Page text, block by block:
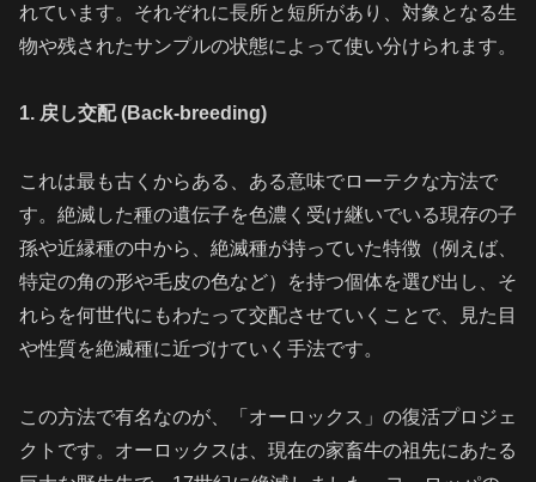
れています。それぞれに長所と短所があり、対象となる生
物や残されたサンプルの状態によって使い分けられます。
1. 戻し交配 (Back-breeding)
これは最も古くからある、ある意味でローテクな方法で
す。絶滅した種の遺伝子を色濃く受け継いでいる現存の子
孫や近縁種の中から、絶滅種が持っていた特徴（例えば、
特定の角の形や毛皮の色など）を持つ個体を選び出し、そ
れらを何世代にもわたって交配させていくことで、見た目
や性質を絶滅種に近づけていく手法です。
この方法で有名なのが、「オーロックス」の復活プロジェ
クトです。オーロックスは、現在の家畜牛の祖先にあたる